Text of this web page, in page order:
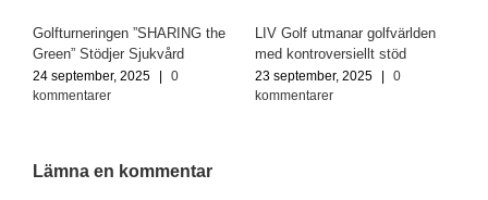
Golfturneringen ”SHARING the
Green” Stödjer Sjukvård
24 september, 2025 |
0
kommentarer
LIV Golf utmanar golfvärlden
med kontroversiellt stöd
23 september, 2025 |
0
kommentarer
Lämna en kommentar